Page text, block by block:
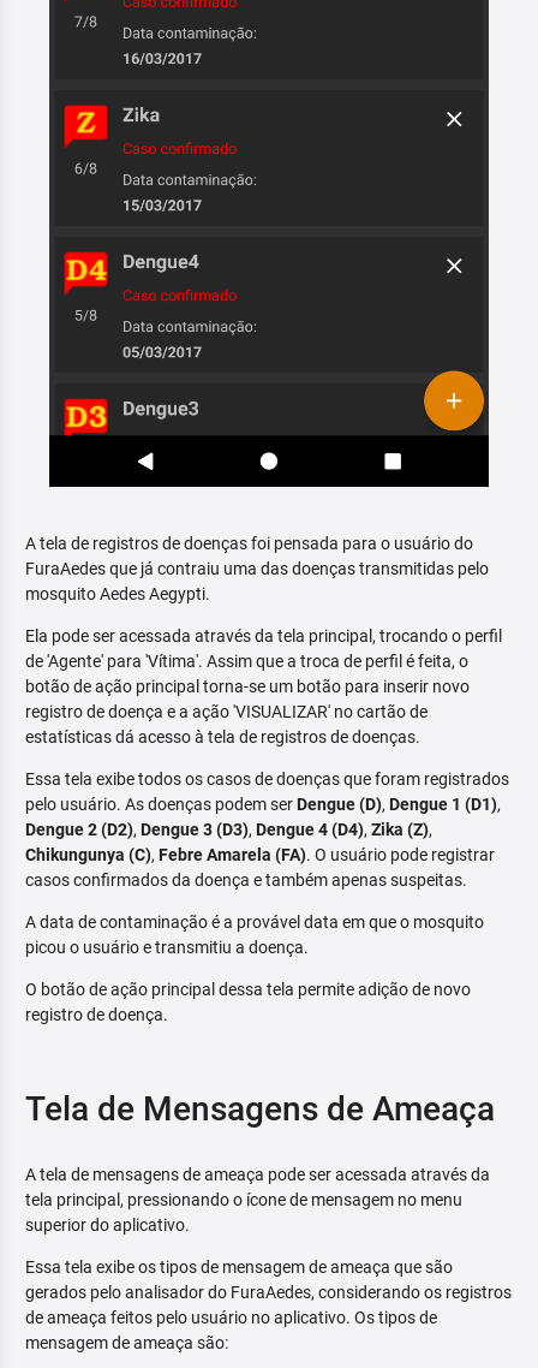
A tela de registros de doenças foi pensada para o usuário do
FuraAedes que já contraiu uma das doenças transmitidas pelo
mosquito Aedes Aegypti.
Ela pode ser acessada através da tela principal, trocando o perfil
de 'Agente' para 'Vítima'. Assim que a troca de perfil é feita, o
botão de ação principal torna-se um botão para inserir novo
registro de doença e a ação 'VISUALIZAR' no cartão de
estatísticas dá acesso à tela de registros de doenças.
Essa tela exibe todos os casos de doenças que foram registrados
pelo usuário. As doenças podem serDengue (D), Dengue 1 (D1),
Dengue 2 (D2), Dengue 3 (D3), Dengue 4 (D4), Zika (Z),
Chikungunya (C), Febre Amarela (FA). O usuário pode registrar
casos confirmados da doença e também apenas suspeitas.
A data de contaminação é a provável data em que o mosquito
picou o usuário e transmitiu a doença.
O botão de ação principal dessa tela permite adição de novo
registro de doença.
Tela de Mensagens de Ameaça
A tela de mensagens de ameaça pode ser acessada através da
tela principal, pressionando o ícone de mensagem no menu
superior do aplicativo.
Essa tela exibe os tipos de mensagem de ameaça que são
gerados pelo analisador do FuraAedes, considerando os registros
de ameaça feitos pelo usuário no aplicativo. Os tipos de
mensagem de ameaça são: